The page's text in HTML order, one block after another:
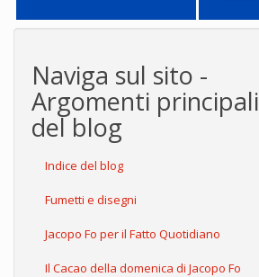
Naviga sul sito -
Argomenti principali
del blog
Indice del blog
Fumetti e disegni
Jacopo Fo per il Fatto Quotidiano
Il Cacao della domenica di Jacopo Fo